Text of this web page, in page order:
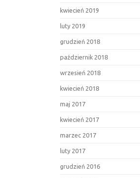
kwiecień 2019
luty 2019
grudzień 2018
październik 2018
wrzesień 2018
kwiecień 2018
maj 2017
kwiecień 2017
marzec 2017
luty 2017
grudzień 2016